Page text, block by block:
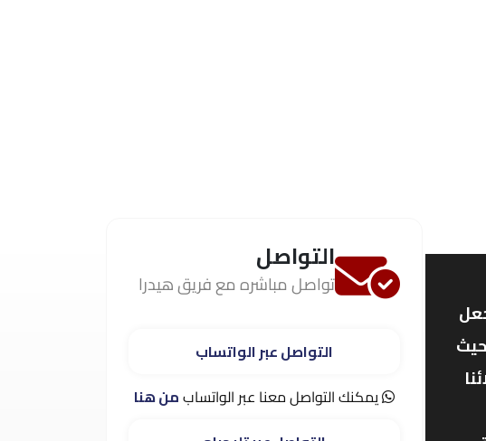
التواصل
تواصل مباشره مع فريق هيدرا
التواصل عبر الواتساب
يمكنك التواصل معنا عبر الواتسابمن هنا